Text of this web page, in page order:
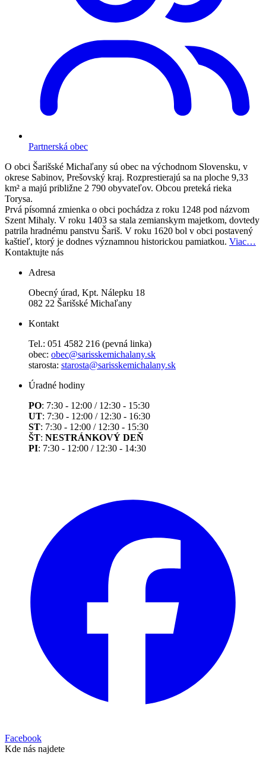
Partnerská obec
O obci Šarišské Michaľany sú obec na východnom Slovensku, v
okrese Sabinov, Prešovský kraj. Rozprestierajú sa na ploche 9,33
km² a majú približne 2 790 obyvateľov. Obcou preteká rieka
Torysa.
Prvá písomná zmienka o obci pochádza z roku 1248 pod názvom
Szent Mihaly. V roku 1403 sa stala zemianskym majetkom, dovtedy
patrila hradnému panstvu Šariš. V roku 1620 bol v obci postavený
kaštieľ, ktorý je dodnes významnou historickou pamiatkou. Viac…
Kontaktujte nás
Adresa
Obecný úrad, Kpt. Nálepku 18
082 22 Šarišské Michaľany
Kontakt
Tel.: 051 4582 216 (pevná linka)
obec: obec@sarisskemichalany.sk
starosta: starosta@sarisskemichalany.sk
Úradné hodiny
PO: 7:30 - 12:00 / 12:30 - 15:30
UT: 7:30 - 12:00 / 12:30 - 16:30
ST: 7:30 - 12:00 / 12:30 - 15:30
ŠT: NESTRÁNKOVÝ DEŇ
PI: 7:30 - 12:00 / 12:30 - 14:30
Facebook
Kde nás najdete